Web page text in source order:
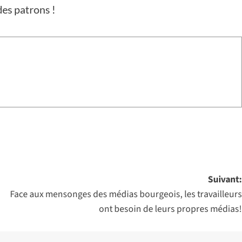
patrons !
Suivant:
Face aux mensonges des médias bourgeois, les travailleurs
ont besoin de leurs propres médias!